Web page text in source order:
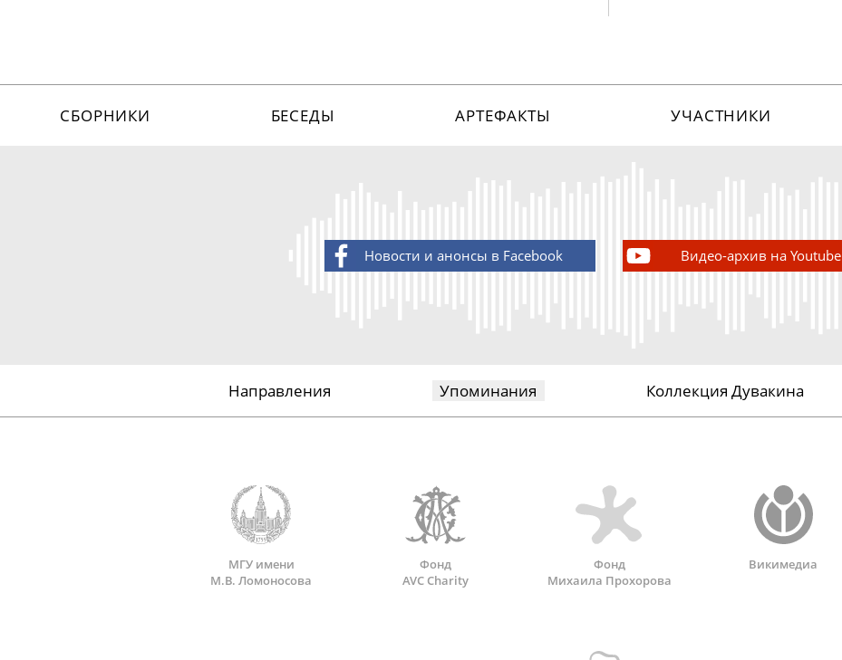
СБОРНИКИ БЕСЕДЫ АРТЕФАКТЫ УЧАСТНИКИ
Новости и анонсы в Facebook Видео-архив на Youtube
Направления Упоминания Коллекция Дувакина
МГУ имени
М.В. Ломоносова
Фонд
AVC Charity
Фонд
Михаила Прохорова
Викимедиа